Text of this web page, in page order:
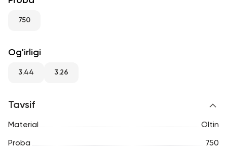
750
Og'irligi
3.44 3.26
Tavsif
Material Oltin
Proba 750